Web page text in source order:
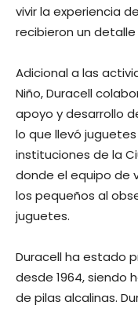
vivir la experiencia
recibieron un
Adicional a las
Niño, Duracell
apoyo y desarrollo
lo que llevó
instituciones de la
donde el equipo de
los pequeños al
juguetes.
Duracell ha estado
desde 1964, siendo
de pilas alcalinas.